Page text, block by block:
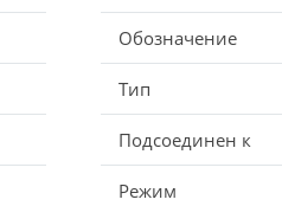
Обозначение
Тип
Подсоединен к
Режим